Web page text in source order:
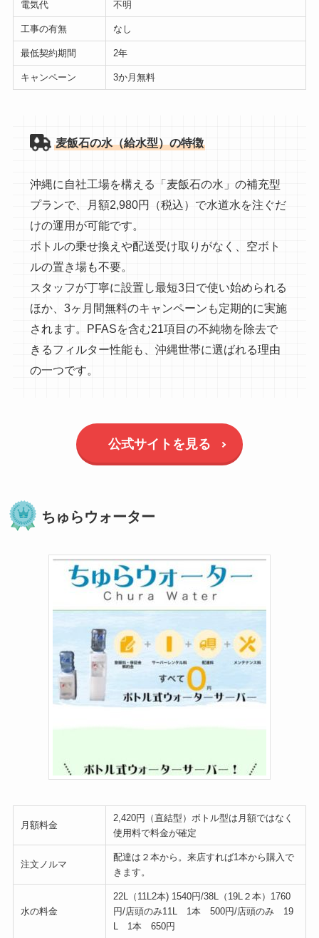
電気代 不明
工事の有無 なし
最低契約期間 2年
キャンペーン 3か月無料
麦飯石の水（給水型）の特徴
沖縄に自社工場を構える「麦飯石の水」の補充型
プランで、月額2,980円（税込）で水道水を注ぐだ
けの運用が可能です。
ボトルの乗せ換えや配送受け取りがなく、空ボト
ルの置き場も不要。
スタッフが丁寧に設置し最短3日で使い始められる
ほか、3ヶ月間無料のキャンペーンも定期的に実施
されます。PFASを含む21項目の不純物を除去で
きるフィルター性能も、沖縄世帯に選ばれる理由
の一つです。
公式サイトを見る
ちゅらウォーター
月額料金
2,420円（直結型）ボトル型は月額ではなく
使用料で料金が確定
注文ノルマ
配達は２本から。来店すれば1本から購入で
きます。
水の料金
22L（11L2本) 1540円/38L（19L２本）1760
円/店頭のみ11L 1本 500円/店頭のみ 19
L 1本 650円